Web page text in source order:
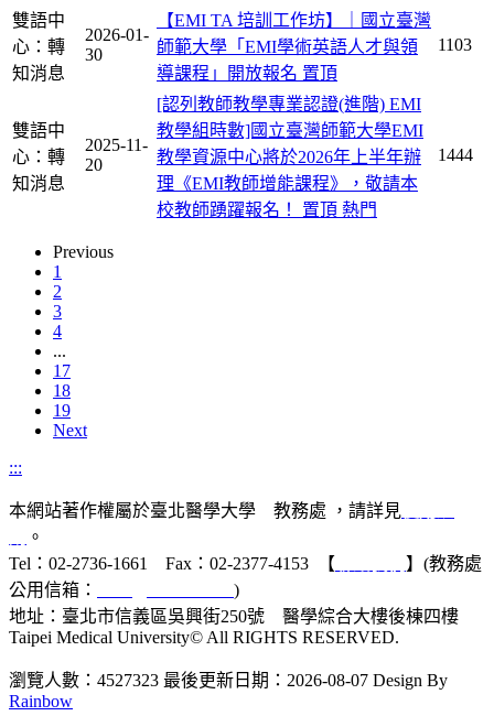
雙語中
心：轉
知消息
2026-01-
30
【EMI TA 培訓工作坊】｜國立臺灣
師範大學「EMI學術英語人才與領
導課程」開放報名 置頂
1103
雙語中
心：轉
知消息
2025-11-
20
[認列教師教學專業認證(進階) EMI
教學組時數]國立臺灣師範大學EMI
教學資源中心將於2026年上半年辦
理《EMI教師增能課程》，敬請本
校教師踴躍報名！ 置頂 熱門
1444
Previous
1
2
3
4
...
17
18
19
Next
:::
本網站著作權屬於臺北醫學大學 教務處 ，請詳見
。
Tel：02-2736-1661 Fax：02-2377-4153 【
】(教務處
公用信箱：
)
地址：臺北市信義區吳興街250號 醫學綜合大樓後棟四樓
Taipei Medical University© All RIGHTS RESERVED.
瀏覽人數：4527323 最後更新日期：2026-08-07 Design By
Rainbow